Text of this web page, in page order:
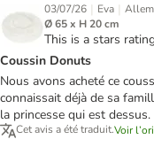
03/07/26 | Eva |
Ø 65 x H 20 cm
This is a stars
Coussin Donuts
Nous avons acheté ce
connaissait déjà de sa
la princesse qui est dessus.
Cet avis a été traduit.Voir